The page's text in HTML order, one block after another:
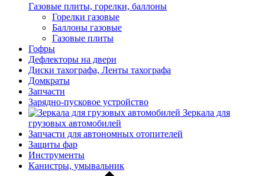
Газовые плиты, горелки, баллоны
Горелки газовые
Баллоны газовые
Газовые плиты
Гофры
Дефлекторы на двери
Диски тахографа, Ленты тахографа
Домкраты
Запчасти
Зарядно-пусковое устройство
Зеркала для
грузовых автомобилей
Запчасти для автономных отопителей
Защиты фар
Инструменты
Канистры, умывальник